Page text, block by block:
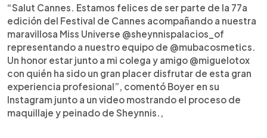
“Salut Cannes. Estamos felices de ser parte de la 77a
edición del Festival de Cannes acompañando a nuestra
maravillosa Miss Universe @sheynnispalacios_of
representando a nuestro equipo de @mubacosmetics.
Un honor estar junto a mi colega y amigo @miguelotox
con quién ha sido un gran placer disfrutar de esta gran
experiencia profesional”, comentó Boyer en su
Instagram junto a un video mostrando el proceso de
maquillaje y peinado de Sheynnis.,